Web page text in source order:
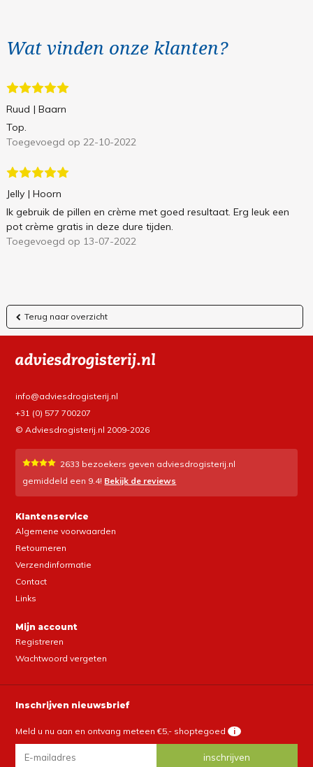
Wat vinden onze klanten?
Ruud | Baarn
Top.
Toegevoegd op 22-10-2022
Jelly | Hoorn
Ik gebruik de pillen en crème met goed resultaat. Erg leuk een
pot crème gratis in deze dure tijden.
Toegevoegd op 13-07-2022
Terug naar overzicht
info@adviesdrogisterij.nl
+31 (0) 577 700207
© Adviesdrogisterij.nl 2009-2026
2633 bezoekers geven adviesdrogisterij.nl
gemiddeld een 9.4! Bekijk de reviews
Klantenservice
Algemene voorwaarden
Retourneren
Verzendinformatie
Contact
Links
Mijn account
Registreren
Wachtwoord vergeten
Inschrijven nieuwsbrief
Meld u nu aan en ontvang meteen €5,- shoptegoed i